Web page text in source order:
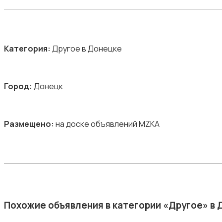
Категория: Другое в Донецке
Город: Донецк
Размещено: на доске объявлений MZKA
Похожие объявления в категории «Другое» в